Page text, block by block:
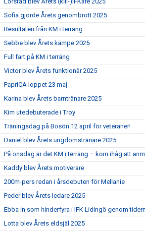
Sofia gjorde Årets genombrott 2025
Resultaten från KM i terräng
Sebbe blev Årets kämpe 2025
Full fart på KM i terräng
Victor blev Årets funktionär 2025
PaprICA loppet 23 maj
Karina blev Årets barntränare 2025
Kim utedebuterade i Troy
Träningsdag på Bosön 12 april för veteraner!
Daniel blev Årets ungdomstränare 2025
På onsdag är det KM i terräng – kom ihåg att
Kaddy blev Årets motiverare
200m-pers redan i årsdebuten för Mellanie
Peder blev Årets ledare 2025
Ebba in som hinderfyra i IFK Lidingö genom
Lotta blev Årets eldsjäl 2025